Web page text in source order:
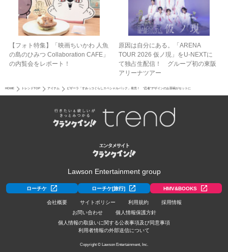
【フォト特集】「映画ちいかわ 人魚
の島のひみつ Collaboration CAFE」
の内覧会をレポート！
原因は自分にある。「ARENA
TOUR 2026 仮ノ現」をU-NEXTに
て独占生配信！ グループ初の東阪
アリーナツアー
HOME トレンドTOP アイテム ピザーラ「すみっコぐらしスペシャルパック」発売！ “忍者”デザインのお茶碗がセットに
Lawson Entertainment group
ローチケ ローチケ[旅行] HMV&BOOKS
会社概要 サイトポリシー 利用規約
採用情報
お問い合わせ
個人情報保護方針
個人情報の取扱いに関する公表事項及び同意事項
利用者情報の外部送信について
Copyright © Lawson Entertainment, Inc.